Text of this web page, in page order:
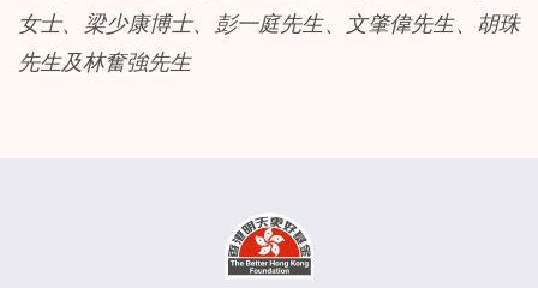
女士、梁少康博士、彭一庭先生、文肇偉先生、胡珠
先生及林奮強先生